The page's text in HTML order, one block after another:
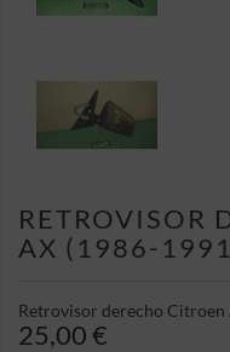
RETROVISOR
AX (1986-
Retrovisor derecho Citroen
25,00 €